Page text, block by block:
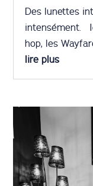
Des lunettes
intensément.
hop, les
lire plus